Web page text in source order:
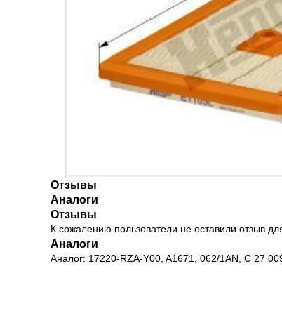
Отзывы
Аналоги
Отзывы
К сожалению пользователи не оставили отзыв
Аналоги
Аналог: 17220-RZA-Y00, A1671, 062/1AN, C 27